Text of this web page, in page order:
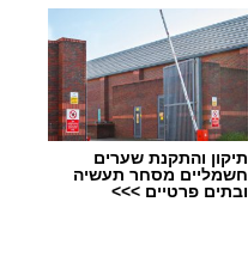
קרדיט צילום: רועי כפיר
גאווה מקומית לבת ים: דניס
תיקון והתקנת שערים
חשמליים מסחר תעשיה
ובתים פרטיים >>>